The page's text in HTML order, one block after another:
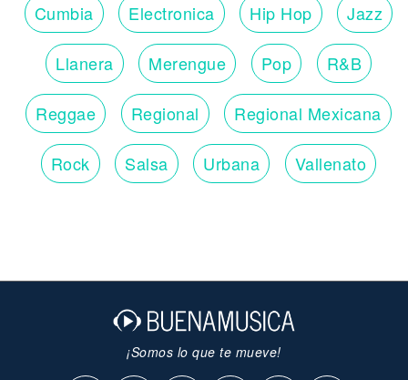
Cumbia Electronica Hip Hop Jazz
Llanera Merengue Pop R&B
Reggae Regional Regional Mexicana
Rock Salsa Urbana Vallenato
¡Somos lo que te mueve!